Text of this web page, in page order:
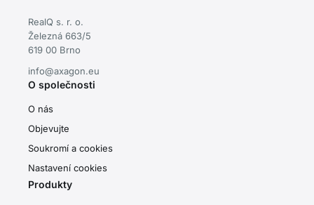
RealQ s. r. o.
Železná 663/5
619 00 Brno
info@axagon.eu
O společnosti
O nás
Objevujte
Soukromí a cookies
Nastavení cookies
Produkty